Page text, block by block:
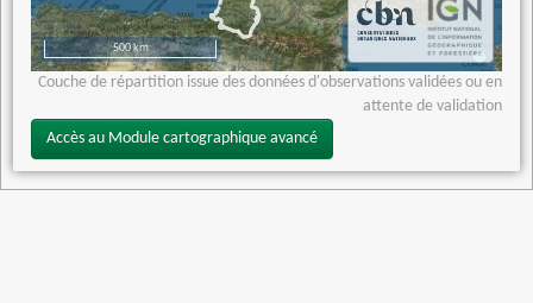
500 km
Couche de répartition issue des données d'observations validées ou en
attente de validation
Accès au Module cartographique avancé